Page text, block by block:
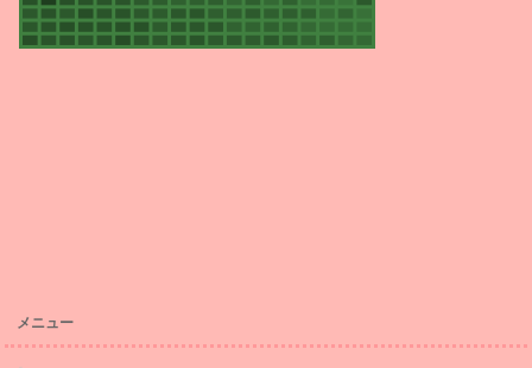
メニュー